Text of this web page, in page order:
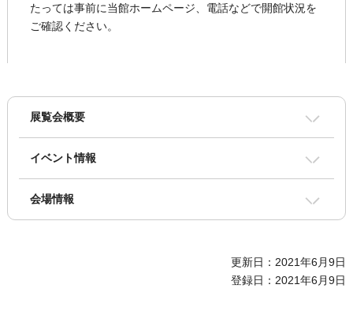
たっては事前に当館ホームページ、電話などで開館状況を
ご確認ください。
展覧会概要
イベント情報
会場情報
更新日：2021年6月9日
登録日：2021年6月9日